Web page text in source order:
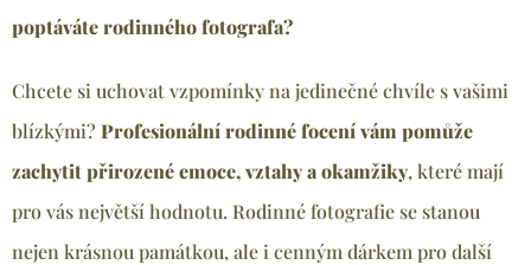
poptáváte rodinného fotografa?
Chcete si uchovat vzpomínky na jedinečné chvíle s vašimi
blízkými? Profesionální rodinné focení vám pomůže
zachytit přirozené emoce, vztahy a okamžiky, které mají
pro vás největší hodnotu. Rodinné fotografie se stanou
nejen krásnou památkou, ale i cenným dárkem pro další